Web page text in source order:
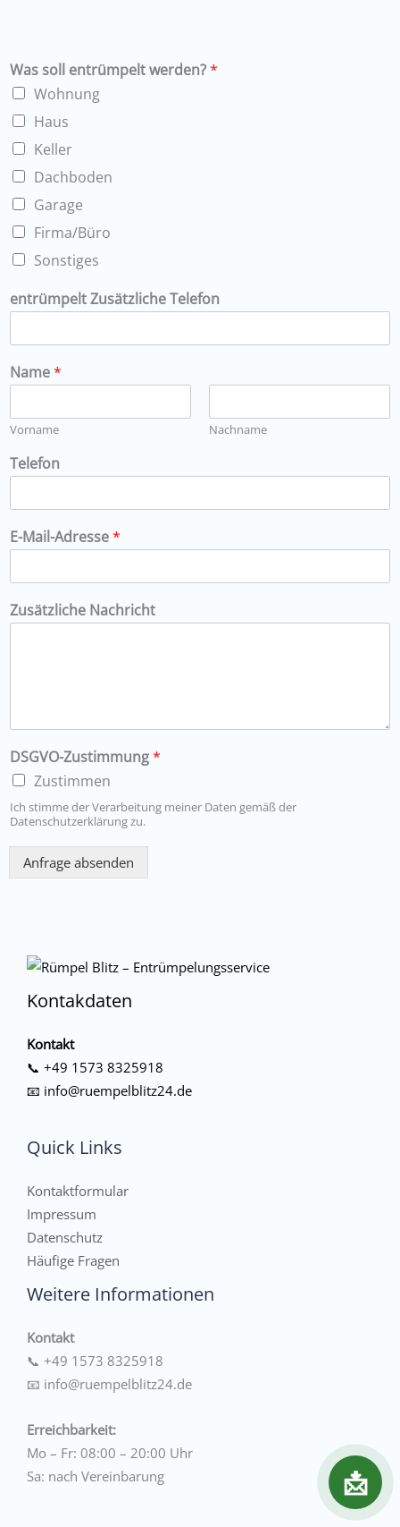
Was soll entrümpelt werden?*
Wohnung
Haus
Keller
Dachboden
Garage
Firma/Büro
Sonstiges
entrümpelt Zusätzliche Telefon
Name*
Vorname Nachname
Telefon
E-Mail-Adresse*
Zusätzliche Nachricht
DSGVO-Zustimmung*
Zustimmen
Ich stimme der Verarbeitung meiner Daten gemäß der
Datenschutzerklärung zu.
Anfrage absenden
📩
Kontakdaten
Kontakt
📞 +49 1573 8325918
📧 info@ruempelblitz24.de
Quick Links
Kontaktformular
Impressum
Datenschutz
Häufige Fragen
Weitere Informationen
Kontakt
📞 +49 1573 8325918
📧 info@ruempelblitz24.de
Erreichbarkeit:
Mo – Fr: 08:00 – 20:00 Uhr
Sa: nach Vereinbarung